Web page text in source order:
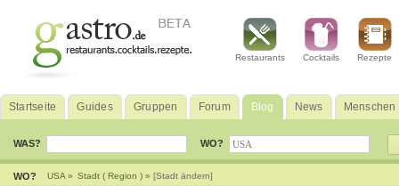
Restaurants Cocktails Rezepte
Startseite Guides Gruppen Forum Blog News Menschen
WAS? WO?
WO? USA » Stadt ( Region ) » [Stadt ändern]